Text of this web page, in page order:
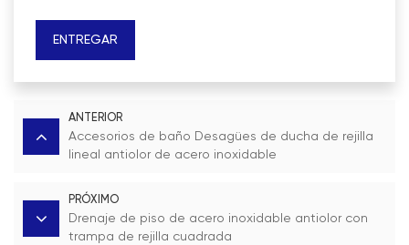
ENTREGAR
ANTERIOR
Accesorios de baño Desagües de ducha de rejilla
lineal antiolor de acero inoxidable
PRÓXIMO
Drenaje de piso de acero inoxidable antiolor con
trampa de rejilla cuadrada